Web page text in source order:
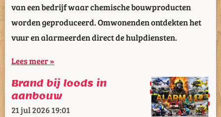
van een bedrijf waar chemische bouwproducten
worden geproduceerd. Omwonenden ontdekten het
vuur en alarmeerden direct de hulpdiensten.
Lees meer »
Brand bij loods in
aanbouw
21 jul 202619:01